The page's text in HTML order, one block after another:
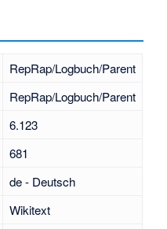
RepRap/Logbuch/Parent
RepRap/Logbuch/Parent
6.123
681
de - Deutsch
Wikitext